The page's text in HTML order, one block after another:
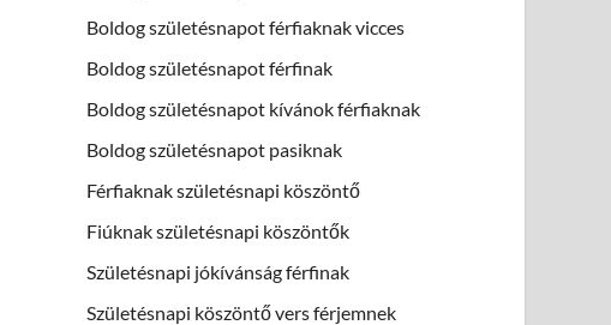
Boldog születésnapot férfiaknak vicces
Boldog születésnapot férfinak
Boldog születésnapot kívánok férfiaknak
Boldog születésnapot pasiknak
Férfiaknak születésnapi köszöntő
Fiúknak születésnapi köszöntők
Születésnapi jókívánság férfinak
Születésnapi köszöntő vers férjemnek